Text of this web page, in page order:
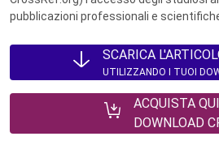
pubblicazioni professionali e
SCARICA
UTILIZZANDO I TUOI
ACQUISTA
DOWNLOAD